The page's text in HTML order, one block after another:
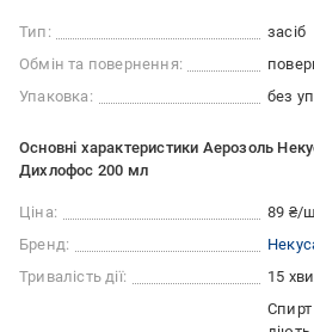
Тип:
засіб
Обмін та повернення:
Упаковка:
без
Основні характеристики Аерозоль
Дихлофос 200 мл
Ціна:
89 ₴/
Бренд:
Тривалість дії:
15